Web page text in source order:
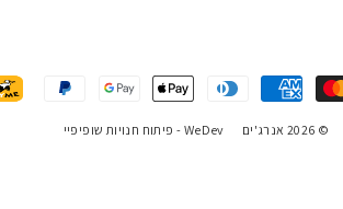
© 2026 אנרג'ים WeDev - פיתוח חנויות שופיפיי